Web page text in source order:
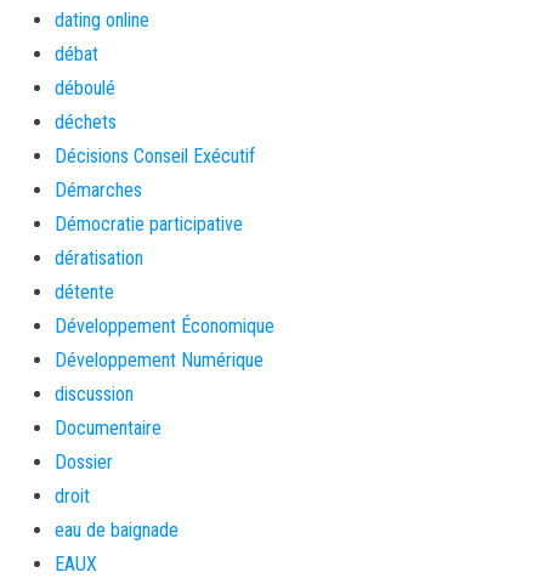
dating online
débat
déboulé
déchets
Décisions Conseil Exécutif
Démarches
Démocratie participative
dératisation
détente
Développement Économique
Développement Numérique
discussion
Documentaire
Dossier
droit
eau de baignade
EAUX